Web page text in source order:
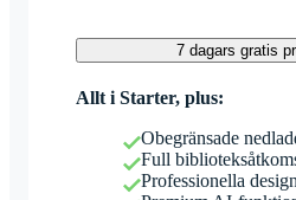
7 dagars gratis
Allt i Starter, plus:
Obegränsade
Full
Professionella